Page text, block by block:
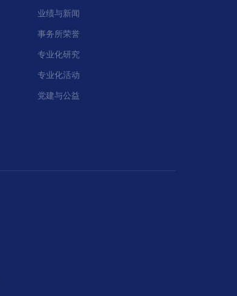
业绩与新闻
事务所荣誉
专业化研究
专业化活动
党建与公益